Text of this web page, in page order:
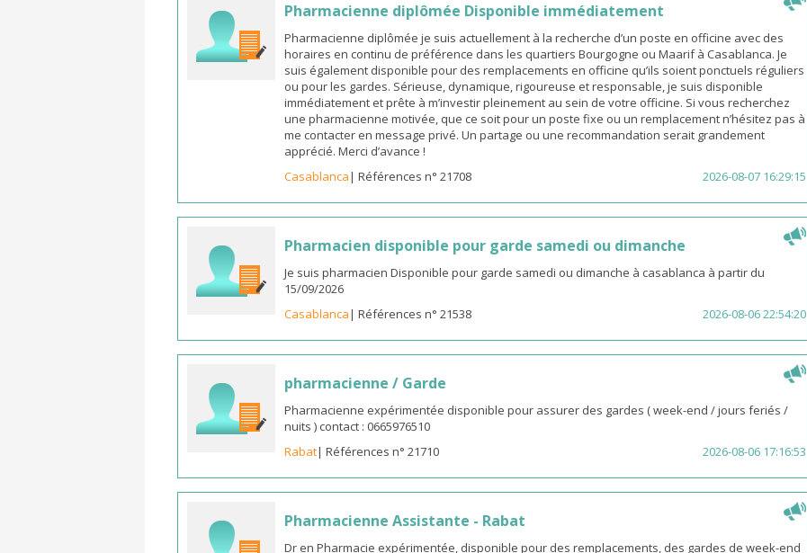
Pharmacienne diplômée Disponible immédiatement
Pharmacienne diplômée je suis actuellement à la recherche d’un poste en officine avec des
horaires en continu de préférence dans les quartiers Bourgogne ou Maarif à Casablanca. Je
suis également disponible pour des remplacements en officine qu’ils soient ponctuels réguliers
ou pour les gardes. Sérieuse, dynamique, rigoureuse et responsable, je suis disponible
immédiatement et prête à m’investir pleinement au sein de votre officine. Si vous recherchez
une pharmacienne motivée, que ce soit pour un poste fixe ou un remplacement n’hésitez pas à
me contacter en message privé. Un partage ou une recommandation serait grandement
apprécié. Merci d’avance !
Casablanca| Références n° 21708 2026-08-07 16:29:15
Pharmacien disponible pour garde samedi ou dimanche
Je suis pharmacien Disponible pour garde samedi ou dimanche à casablanca à partir du
15/09/2026
Casablanca| Références n° 21538 2026-08-06 22:54:20
pharmacienne / Garde
Pharmacienne expérimentée disponible pour assurer des gardes ( week-end / jours feriés /
nuits ) contact : 0665976510
Rabat| Références n° 21710 2026-08-06 17:16:53
Pharmacienne Assistante - Rabat
Dr en Pharmacie expérimentée, disponible pour des remplacements, des gardes de week-end